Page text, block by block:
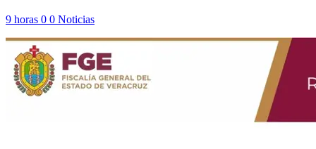
9 horas 0 0 Noticias